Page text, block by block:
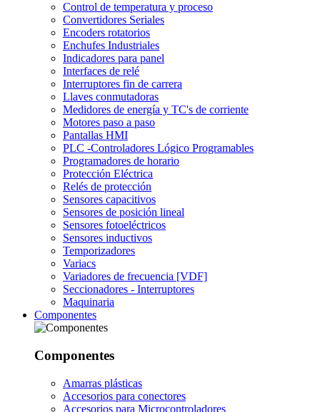
Control de temperatura y proceso
Convertidores Seriales
Encoders rotatorios
Enchufes Industriales
Indicadores para panel
Interfaces de relé
Interruptores fin de carrera
Llaves conmutadoras
Medidores de energía y TC's de corriente
Motores paso a paso
Pantallas HMI
PLC -Controladores Lógico Programables
Programadores de horario
Protección Eléctrica
Relés de protección
Sensores capacitivos
Sensores de posición lineal
Sensores fotoeléctricos
Sensores inductivos
Temporizadores
Variacs
Variadores de frecuencia [VDF]
Seccionadores - Interruptores
Maquinaria
Componentes
Componentes
Amarras plásticas
Accesorios para conectores
Accesorios para Microcontroladores